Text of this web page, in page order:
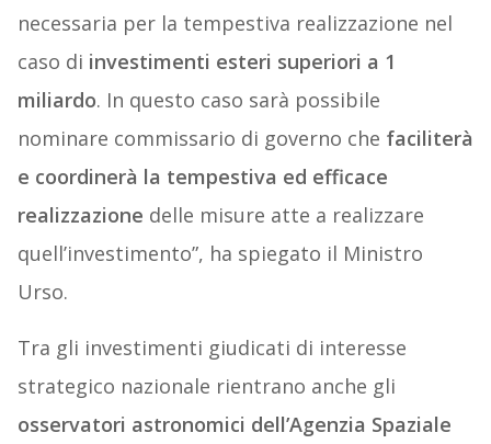
necessaria per la tempestiva realizzazione nel
caso di investimenti esteri superiori a 1
miliardo. In questo caso sarà possibile
nominare commissario di governo che faciliterà
e coordinerà la tempestiva ed efficace
realizzazione delle misure atte a realizzare
quell’investimento”, ha spiegato il Ministro
Urso.
Tra gli investimenti giudicati di interesse
strategico nazionale rientrano anche gli
osservatori astronomici dell’Agenzia Spaziale